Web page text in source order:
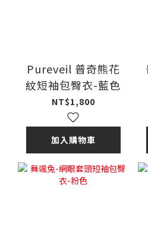
Pureveil 普奇熊花
紋短袖包臀衣-藍色
NT$1,800
加入購物車